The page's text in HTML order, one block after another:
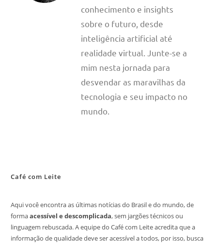
conhecimento e insights
sobre o futuro, desde
inteligência artificial até
realidade virtual. Junte-se a
mim nesta jornada para
desvendar as maravilhas da
tecnologia e seu impacto no
mundo.
Café com Leite
Aqui você encontra as últimas notícias do Brasil e do mundo, de
formaacessível e descomplicada, sem jargões técnicos ou
linguagem rebuscada. A equipe do Café com Leite acredita que a
informação de qualidade deve ser acessível a todos, por isso, busca